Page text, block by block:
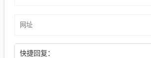
快捷回复：